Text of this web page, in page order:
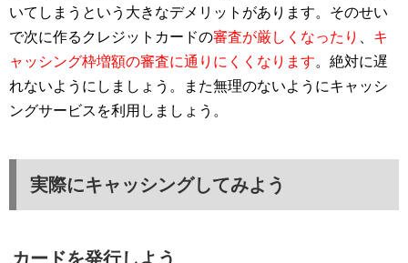
いてしまうという大きなデメリットがあります。そのせい
で次に作るクレジットカードの審査が厳しくなったり
キ
ャッシング枠増額の審査に通りにくくなります。絶対に遅
れないようにしましょう。また無理のないようにキャッシ
ングサービスを利用しましょう。
実際にキャッシングしてみよう
カードを発行しよう